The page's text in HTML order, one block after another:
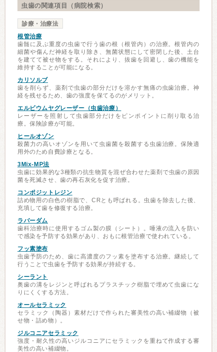
虫歯の関連項目（病院検索）
診療・治療法
根管治療
歯髄に及ぶ重度の虫歯で行う歯の根（根管内）の治療。根管内の
細菌や傷んだ神経を取り除き、無菌状態にして密閉した後、土台
を建てて被せ物をする。それにより、抜歯を回避し、歯の機能を
維持することが可能になる。
カリソルブ
歯を削らず、薬剤で虫歯の部分だけを溶かす無痛の虫歯治療。神
経を残せるため、歯の強度を保てるのがメリット。
エルビウムヤグレーザー（虫歯治療）
レーザーを照射して虫歯部分だけをピンポイントに削り取る治
療。保険診療が可能。
ヒールオゾン
殺菌力の高いオゾンを用いて虫歯菌を殺菌する虫歯治療。保険適
用外のため自費診療となる。
3Mix-MP法
虫歯に効果的な3種類の抗生物質を混ぜ合わせた薬剤で虫歯の原因
菌を死滅させ、歯の再石灰化を促す治療。
コンポジットレジン
詰め物用の白色の樹脂で、CRとも呼ばれる。虫歯を除去した後、
充填して歯を修復する治療。
ラバーダム
歯科治療時に使用するゴム製の膜（シート）。唾液の流入を防い
で感染を予防する効果があり、おもに根管治療で使われている。
フッ素塗布
虫歯予防のため、歯に高濃度のフッ素を塗布する治療。継続して
行うことで虫歯を予防する効果が持続する。
シーラント
奥歯の溝をレジンと呼ばれるプラスチック樹脂で埋めて虫歯にな
りにくくする方法。
オールセラミック
セラミック（陶器）素材だけで作られた審美性の高い補綴物（被
せ物・詰め物）。
ジルコニアセラミック
強度・耐久性の高いジルコニアにセラミックを重ねて作成する審
美性の高い補綴物。